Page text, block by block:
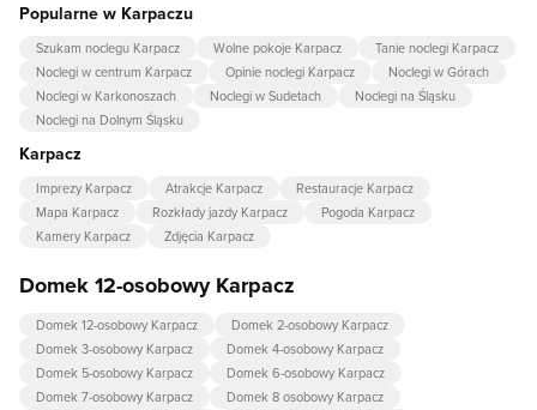
Popularne w Karpaczu
Szukam noclegu Karpacz Wolne pokoje Karpacz
Tanie noclegi Karpacz
Noclegi w centrum Karpacz
Opinie noclegi Karpacz
Noclegi w Górach
Noclegi w Karkonoszach
Noclegi w Sudetach
Noclegi na Śląsku
Noclegi na Dolnym Śląsku
Karpacz
Imprezy Karpacz Atrakcje Karpacz
Restauracje Karpacz
Mapa Karpacz
Rozkłady jazdy Karpacz
Pogoda Karpacz
Kamery Karpacz
Zdjęcia Karpacz
Domek 12-osobowy Karpacz
Domek 12-osobowy Karpacz
Domek 2-osobowy Karpacz
Domek 3-osobowy Karpacz
Domek 4-osobowy Karpacz
Domek 5-osobowy Karpacz
Domek 6-osobowy Karpacz
Domek 7-osobowy Karpacz
Domek 8 osobowy Karpacz